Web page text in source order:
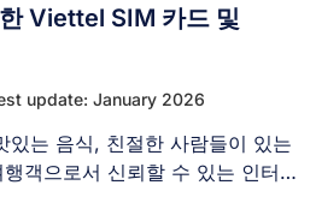
Viettel SIM 카드 및
update: January 2026
있는 음식, 친절한 사람들이 있는
객으로서 신뢰할 수 있는 인터